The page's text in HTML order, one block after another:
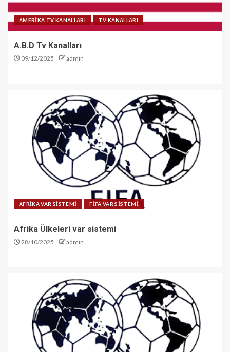
AMERİKA TV KANALLARI TV KANALLARI
A.B.D Tv Kanalları
09/12/2025 admin
AFRİKA VAR SİSTEMİ FİFA VAR SİSTEMİ
Afrika Ülkeleri var sistemi
28/10/2025 admin